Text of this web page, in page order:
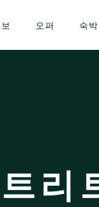
오퍼 숙박
리